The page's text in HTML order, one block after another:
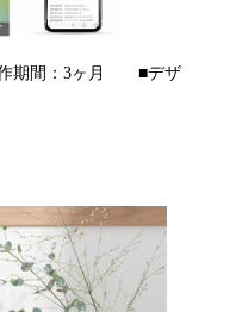
作期間：3ヶ月 ■デザ